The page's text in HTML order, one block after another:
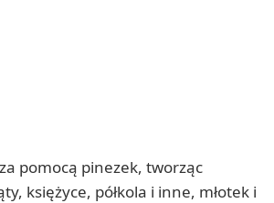
pomocą pinezek, tworząc
księżyce, półkola i inne, młotek i